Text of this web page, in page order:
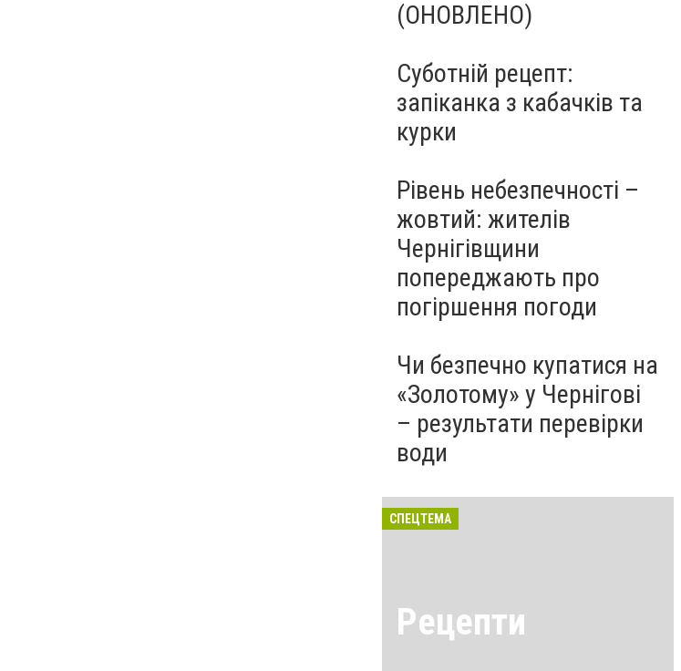
(ОНОВЛЕНО)
Суботній рецепт:
запіканка з кабачків та
курки
Рівень небезпечності –
жовтий: жителів
Чернігівщини
попереджають про
погіршення погоди
Чи безпечно купатися на
«Золотому» у Чернігові
– результати перевірки
води
СПЕЦТЕМА
Рецепти